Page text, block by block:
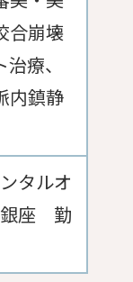
合崩壊
療、
内鎮静
タルオ
銀座 勤